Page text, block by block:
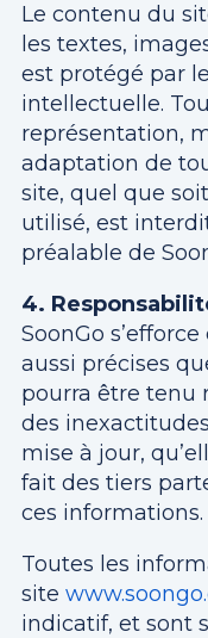
Le contenu du
les textes,
est protégé par
intellectuelle.
représentation,
adaptation de
site, quel que
utilisé, est
préalable de
4.
SoonGo
aussi précises
pourra être tenu
des
mise à jour,
fait des tiers
ces informations.
Toutes les
site
indicatif, et sont